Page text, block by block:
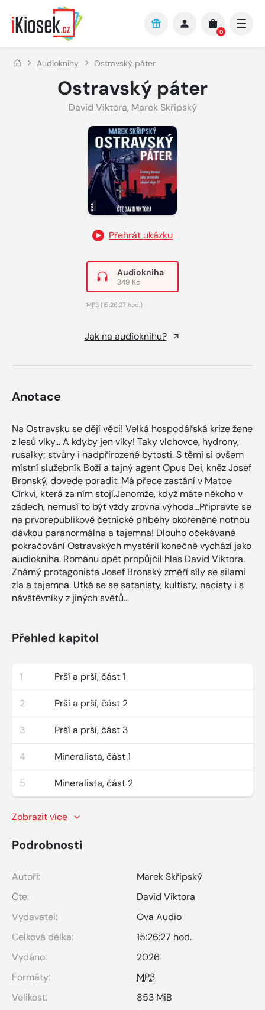
Přejít na hlavní obsah
0
Audioknihy Ostravský páter
Ostravský páter
David Viktora, Marek Skřipský
Přehrát ukázku
Audiokniha
349 Kč
MP3 (15:26:27 hod.)
Jak na audioknihu?
Anotace
Na Ostravsku se dějí věci! Velká hospodářská krize žene
z lesů vlky... A kdyby jen vlky! Taky vlchovce, hydrony,
rusalky; stvůry i nadpřirozené bytosti. S těmi si ovšem
místní služebník Boží a tajný agent Opus Dei, kněz Josef
Bronský, dovede poradit. Má přece zastání v Matce
Církvi, která za ním stojí.Jenomže, když máte někoho v
zádech, nemusí to být vždy zrovna výhoda...Připravte se
na prvorepublikové četnické příběhy okořeněné notnou
dávkou paranormálna a tajemna! Dlouho očekávané
pokračování Ostravských mystérií konečně vychází jako
audiokniha. Románu opět propůjčil hlas David Viktora.
Známý protagonista Josef Bronský změří síly se silami
zla a tajemna. Utká se se satanisty, kultisty, nacisty i s
návštěvníky z jiných světů...
Přehled kapitol
1 Prší a prší, část 1
2 Prší a prší, část 2
3 Prší a prší, část 3
4 Mineralista, část 1
5 Mineralista, část 2
Zobrazit více
Podrobnosti
Autoři:
Marek Skřipský
Čte:
David Viktora
Vydavatel:
Ova Audio
Celková délka:
15:26:27 hod.
Vydáno:
2026
Formáty:
MP3
Velikost:
853 MiB